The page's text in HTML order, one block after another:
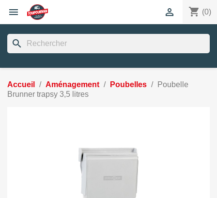
 shopping_cart (0)

search
Accueil Aménagement Poubelles
Poubelle
Brunner trapsy 3,5 litres